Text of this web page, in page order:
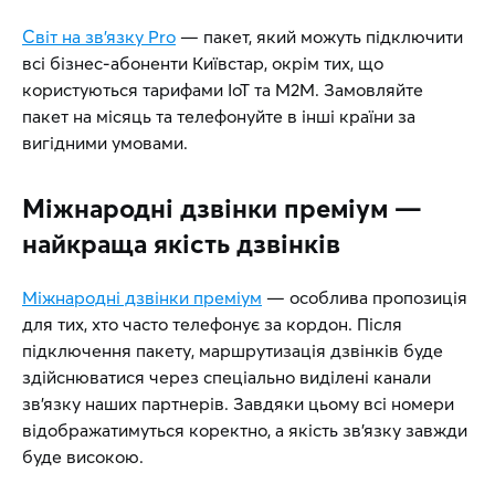
Світ на зв’язку Pro — пакет, який можуть підключити
всі бізнес-абоненти Київстар, окрім тих, що
користуються тарифами IoT та М2М. Замовляйте
пакет на місяць та телефонуйте в інші країни за
вигідними умовами.
Міжнародні дзвінки преміум —
найкраща якість дзвінків
Міжнародні дзвінки преміум — особлива пропозиція
для тих, хто часто телефонує за кордон. Після
підключення пакету, маршрутизація дзвінків буде
здійснюватися через спеціально виділені канали
зв’язку наших партнерів. Завдяки цьому всі номери
відображатимуться коректно, а якість зв’язку завжди
буде високою.